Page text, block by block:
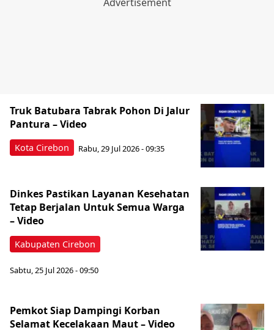
Kota Cirebon
Truk Batubara Tabrak Pohon Di Jalur
Pantura – Video
Rabu, 29 Jul 2026 - 09:35
Kabupaten Cirebon
‎Dinkes Pastikan Layanan Kesehatan
Tetap Berjalan Untuk Semua Warga
– Video
Sabtu, 25 Jul 2026 - 09:50
Pemkot Siap Dampingi Korban
Selamat Kecelakaan Maut – Video